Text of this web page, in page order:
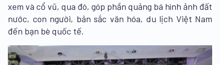
xem và cổ vũ, qua đó, góp phần quảng bá hình ảnh đất
nước, con người, bản sắc văn hóa, du lịch Việt Nam
đến bạn bè quốc tế.